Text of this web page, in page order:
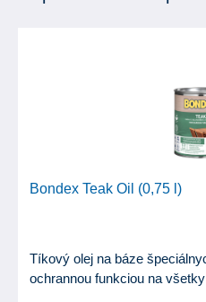
Bondex Teak Oil (0,75 l)
Tíkový olej na báze
ochrannou funkciou na